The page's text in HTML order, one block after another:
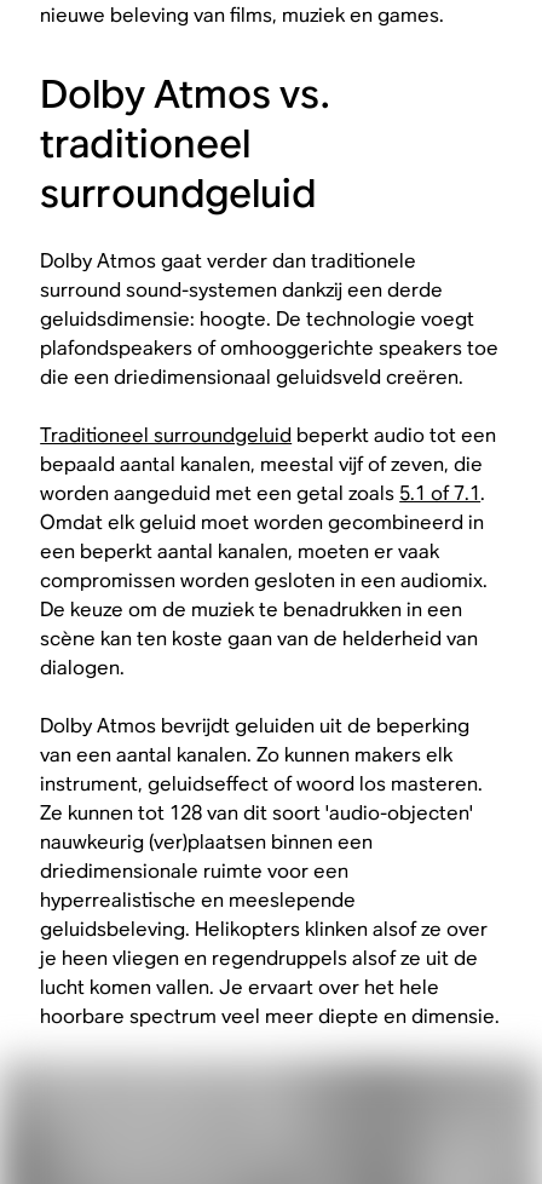
nieuwe beleving van films, muziek en games.
Dolby Atmos vs.
traditioneel
surroundgeluid
Dolby Atmos gaat verder dan traditionele
surround sound-systemen dankzij een derde
geluidsdimensie: hoogte. De technologie voegt
plafondspeakers of omhooggerichte speakers toe
die een driedimensionaal geluidsveld creëren.
Traditioneel surroundgeluid beperkt audio tot een
bepaald aantal kanalen, meestal vijf of zeven, die
worden aangeduid met een getal zoals 5.1 of 7.1.
Omdat elk geluid moet worden gecombineerd in
een beperkt aantal kanalen, moeten er vaak
compromissen worden gesloten in een audiomix.
De keuze om de muziek te benadrukken in een
scène kan ten koste gaan van de helderheid van
dialogen.
Dolby Atmos bevrijdt geluiden uit de beperking
van een aantal kanalen. Zo kunnen makers elk
instrument, geluidseffect of woord los masteren.
Ze kunnen tot 128 van dit soort 'audio-objecten'
nauwkeurig (ver)plaatsen binnen een
driedimensionale ruimte voor een
hyperrealistische en meeslepende
geluidsbeleving. Helikopters klinken alsof ze over
je heen vliegen en regendruppels alsof ze uit de
lucht komen vallen. Je ervaart over het hele
hoorbare spectrum veel meer diepte en dimensie.